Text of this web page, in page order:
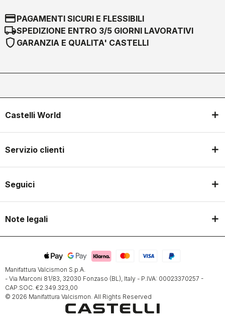
credit_cardPAGAMENTI SICURI E FLESSIBILI
local_shippingSPEDIZIONE ENTRO 3/5 GIORNI LAVORATIVI
shield GARANZIA E QUALITA' CASTELLI
Castelli World
Servizio clienti
Seguici
Note legali
Manifattura Valcismon S.p.A.
- Via Marconi 81/83, 32030 Fonzaso (BL), Italy - P.IVA: 00023370257 -
CAP.SOC. €2.349.323,00
© 2026 Manifattura Valcismon. All Rights Reserved